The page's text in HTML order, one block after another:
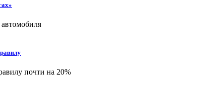
почти на 20%